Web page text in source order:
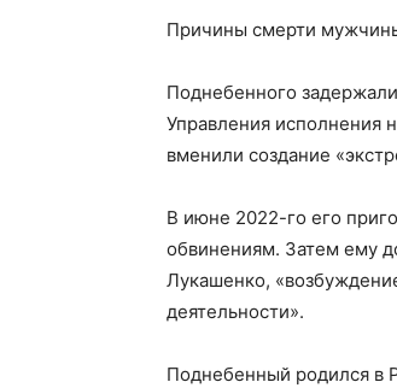
Причины смерти
Поднебенного
Управления исполнения
вменили создание
В июне 2022-го его
обвинениям. Затем ему
Лукашенко,
деятельности».
Поднебенный родился в